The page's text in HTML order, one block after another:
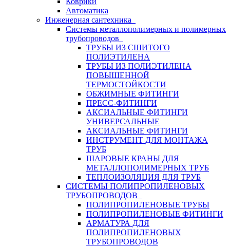
Автоматика
Инженерная сантехника
Системы металлополимерных и полимерных
трубопроводов
ТРУБЫ ИЗ СШИТОГО
ПОЛИЭТИЛЕНА
ТРУБЫ ИЗ ПОЛИЭТИЛЕНА
ПОВЫШЕННОЙ
ТЕРМОСТОЙКОСТИ
ОБЖИМНЫЕ ФИТИНГИ
ПРЕСС-ФИТИНГИ
АКСИАЛЬНЫЕ ФИТИНГИ
УНИВЕРСАЛЬНЫЕ
АКСИАЛЬНЫЕ ФИТИНГИ
ИНСТРУМЕНТ ДЛЯ МОНТАЖА
ТРУБ
ШАРОВЫЕ КРАНЫ ДЛЯ
МЕТАЛЛОПОЛИМЕРНЫХ ТРУБ
ТЕПЛОИЗОЛЯЦИЯ ДЛЯ ТРУБ
СИСТЕМЫ ПОЛИПРОПИЛЕНОВЫХ
ТРУБОПРОВОДОВ
ПОЛИПРОПИЛЕНОВЫЕ ТРУБЫ
ПОЛИПРОПИЛЕНОВЫЕ ФИТИНГИ
АРМАТУРА ДЛЯ
ПОЛИПРОПИЛЕНОВЫХ
ТРУБОПРОВОДОВ